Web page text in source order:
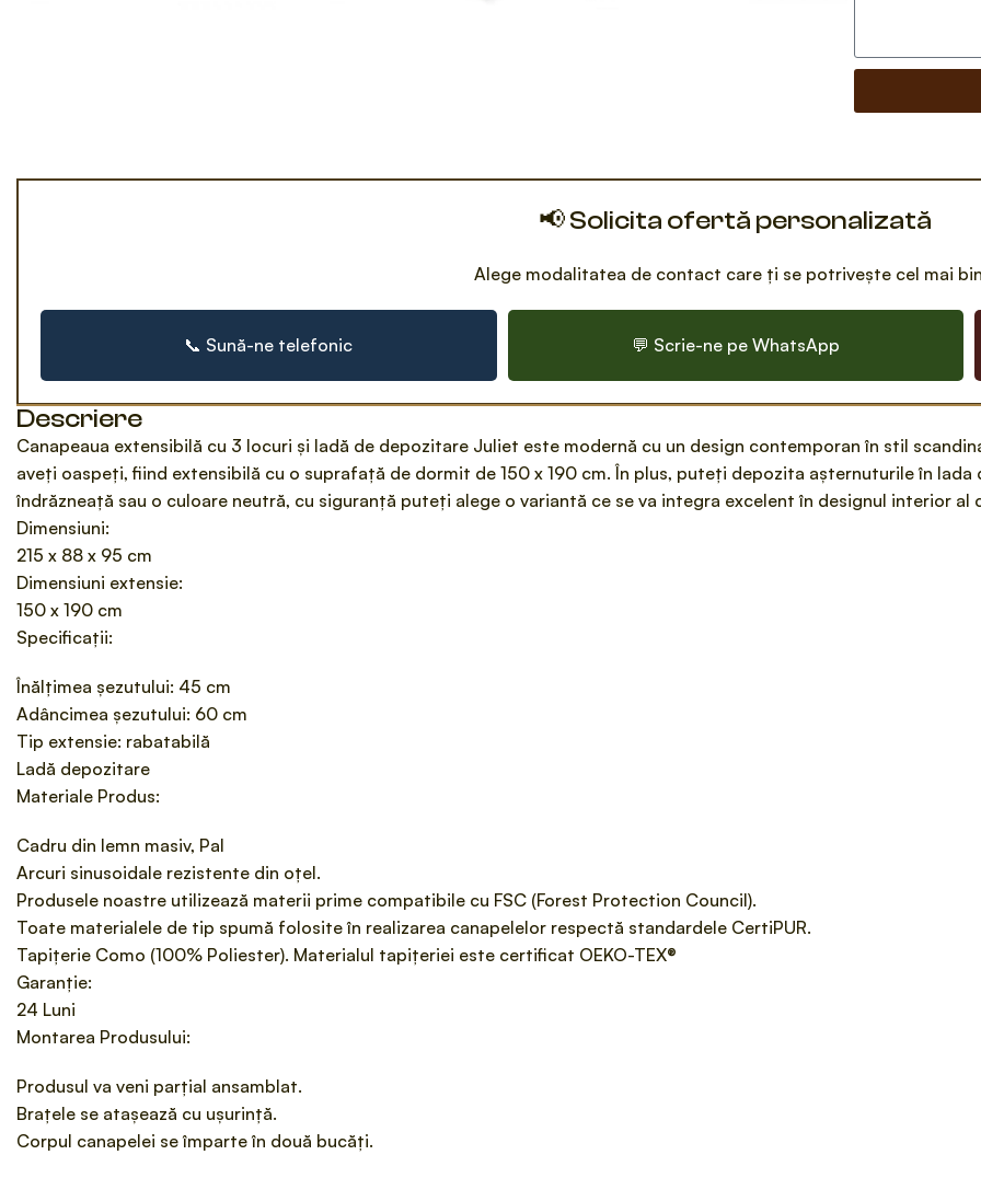
📢 Solicita ofertă personalizată
Alege modalitatea de contact care ți se potrivește cel mai
📞 Sună-ne telefonic 💬 Scrie-ne pe WhatsApp
Descriere
Canapeaua extensibilă cu 3 locuri și ladă de depozitare Juliet este modernă cu un design contemporan în stil
aveți oaspeți, fiind extensibilă cu o suprafață de dormit de 150 x 190 cm. În plus, puteți depozita așternuturile în
îndrăzneață sau o culoare neutră, cu siguranță puteți alege o variantă ce se va integra excelent în designul interior al
Dimensiuni:
215 x 88 x 95 cm
Dimensiuni extensie:
150 x 190 cm
Specificații:
Înălțimea șezutului: 45 cm
Adâncimea șezutului: 60 cm
Tip extensie: rabatabilă
Ladă depozitare
Materiale Produs:
Cadru din lemn masiv, Pal
Arcuri sinusoidale rezistente din oțel.
Produsele noastre utilizează materii prime compatibile cu FSC (Forest Protection Council).
Toate materialele de tip spumă folosite în realizarea canapelelor respectă standardele CertiPUR.
Tapițerie Como (100% Poliester). Materialul tapițeriei este certificat OEKO-TEX®
Garanție:
24 Luni
Montarea Produsului:
Produsul va veni parțial ansamblat.
Brațele se atașează cu ușurință.
Corpul canapelei se împarte în două bucăți.